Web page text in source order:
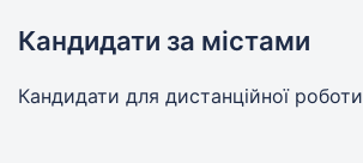
Кандидати за містами
Кандидати для дистанційної роботи